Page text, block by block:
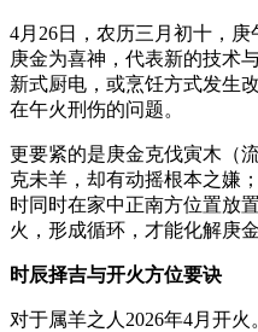
4月26日，农历三月初十，庚
庚金为喜神，代表新的技术
新式厨电，或烹饪方式发生
在午火刑伤的问题。
更要紧的是庚金克伐寅木（
克未羊，却有动摇根本之嫌
时同时在家中正南方位置放
火，形成循环，才能化解庚金
时辰择吉与开火方位要诀
对于属羊之人2026年4月开